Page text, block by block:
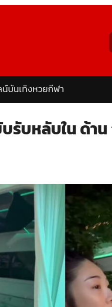
น์บันเทิงหวยกีฬา
รับหลับใน ด้า